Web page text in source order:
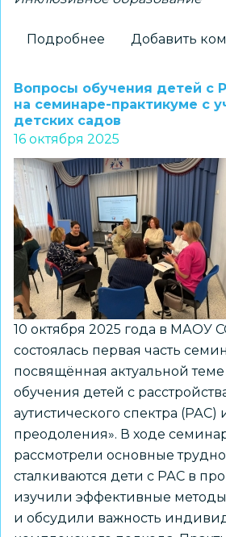
Подробнее
саду
№
112
открыли
группу
для
детей
с
сахарным
диабетом
Добавить
Вопросы обучения детей с
на семинаре-практикуме с
детских садов
16 октября 2025
10 октября 2025 года в
состоялась первая часть
посвящённая актуальной
обучения детей с
аутистического спектра
преодоления». В ходе
рассмотрели основные
сталкиваются дети с РАС в
изучили эффективные
и обсудили важность